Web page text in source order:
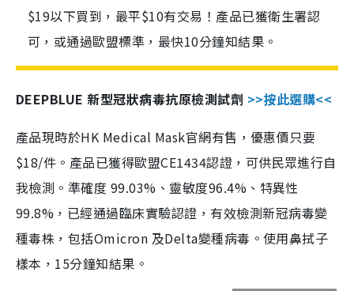
$19以下買到，最平$10有交易！產品已獲衛生署認
可，或通過歐盟標準，最快10分鐘知結果。
DEEPBLUE 新型冠狀病毒抗原檢測試劑 >>按此選購<<
產品現時於HK Medical Mask官網有售，優惠價只要
$18/件。產品已獲得歐盟CE1434認證，可供民眾進行自
我檢測。準確度 99.03%、靈敏度96.4%、特異性
99.8%，已經通過臨床實驗認證，有效檢測新冠病毒變
種毒株，包括Omicron 及Delta變種病毒。使用鼻拭子
樣本，15分鐘知結果。